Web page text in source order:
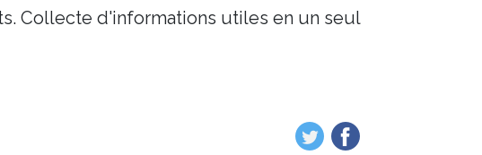
Collecte d'informations utiles en un seul